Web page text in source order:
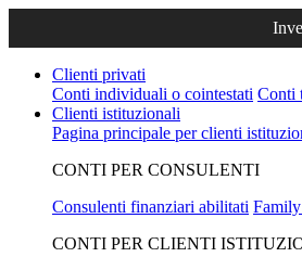
Clienti privati
Conti individuali o cointestati Conti
Clienti istituzionali
Pagina principale per clienti
CONTI PER CONSULENTI
Consulenti finanziari abilitati
CONTI PER CLIENTI